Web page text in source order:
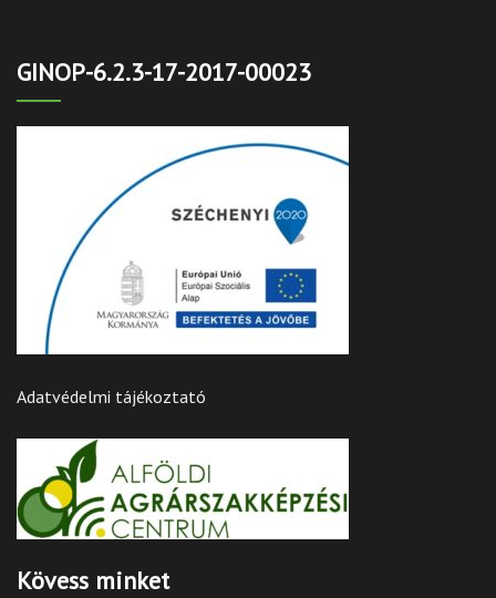
GINOP-6.2.3-17-2017-00023
Adatvédelmi tájékoztató
Kövess minket